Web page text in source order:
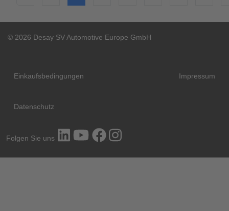
© 2026 Desay SV Automotive Europe GmbH
Einkaufsbedingungen Impressum
Datenschutz
Folgen Sie uns